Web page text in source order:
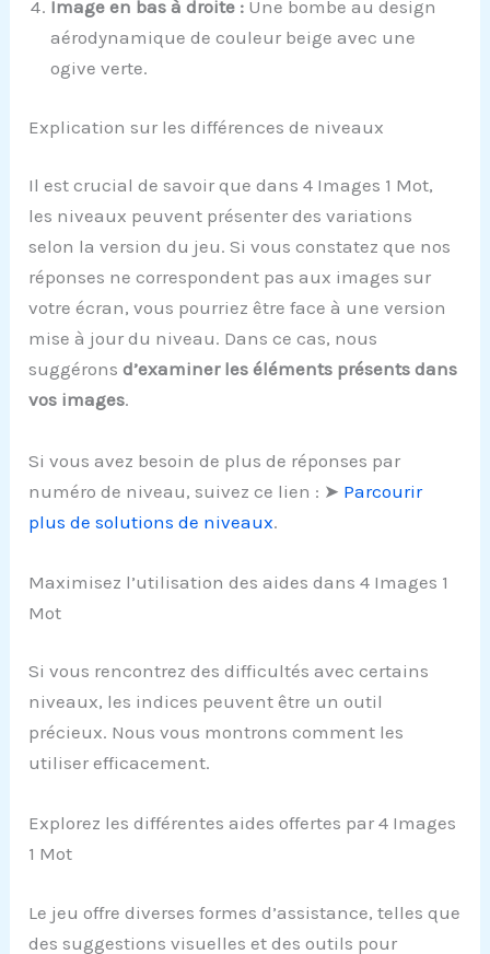
Image en bas à droite : Une bombe au design
aérodynamique de couleur beige avec une
ogive verte.
Explication sur les différences de niveaux
Il est crucial de savoir que dans 4 Images 1 Mot,
les niveaux peuvent présenter des variations
selon la version du jeu. Si vous constatez que nos
réponses ne correspondent pas aux images sur
votre écran, vous pourriez être face à une version
mise à jour du niveau. Dans ce cas, nous
suggéronsd’examiner les éléments présents dans
vos images.
Si vous avez besoin de plus de réponses par
numéro de niveau, suivez ce lien : ➤ Parcourir
plus de solutions de niveaux.
Maximisez l’utilisation des aides dans 4 Images 1
Mot
Si vous rencontrez des difficultés avec certains
niveaux, les indices peuvent être un outil
précieux. Nous vous montrons comment les
utiliser efficacement.
Explorez les différentes aides offertes par 4 Images
1 Mot
Le jeu offre diverses formes d’assistance, telles que
des suggestions visuelles et des outils pour